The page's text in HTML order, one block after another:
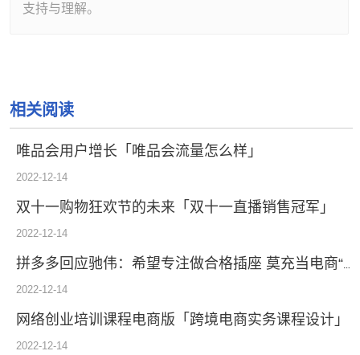
支持与理解。
相关阅读
唯品会用户增长「唯品会流量怎么样」
2022-12-14
双十一购物狂欢节的未来「双十一直播销售冠军」
2022-12-14
拼多多回应驰伟：希望专注做合格插座 莫充当电商“二选一”插头
2022-12-14
网络创业培训课程电商版「跨境电商实务课程设计」
2022-12-14